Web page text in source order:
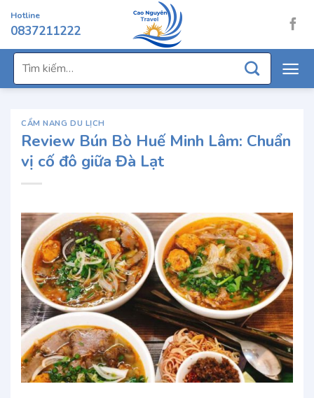
đến
dung
Hotline
0837211222
Tìm
kiếm:
CẨM NANG DU LỊCH
Review Bún Bò Huế Minh Lâm: Chuẩn
vị cố đô giữa Đà Lạt